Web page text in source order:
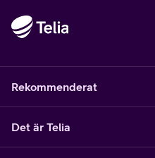
Rekommenderat
Det är Telia